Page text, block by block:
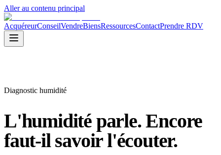
Aller au contenu principal
AcquéreurConseilVendreBiensRessourcesContactPrendre RDV
Diagnostic humidité
L'humidité parle.Encore
faut-il savoir l'écouter.